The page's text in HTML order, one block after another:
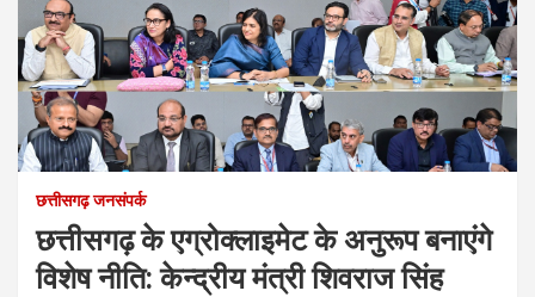
छत्तीसगढ़ जनसंपर्क
छत्तीसगढ़ के एग्रोक्लाइमेट के अनुरूप बनाएंगे
विशेष नीति: केन्द्रीय मंत्री शिवराज सिंह